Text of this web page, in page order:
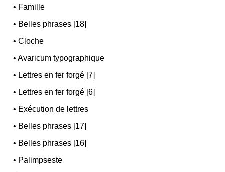
• Famille
• Belles phrases [18]
•Cloche
•Avaricum typographique
• Lettres en fer forgé [7]
• Lettres en fer forgé [6]
• Exécution de lettres
• Belles phrases [17]
• Belles phrases [16]
• Palimpseste